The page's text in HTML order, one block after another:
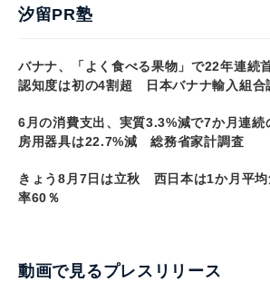
汐留PR塾
バナナ、「よく食べる果物」で22年連
認知度は初の4割超 日本バナナ輸入組合
6月の消費支出、実質3.3%減で7か月連
房用器具は22.7%減 総務省家計調査
きょう8月7日は立秋 西日本は1か月平均
率60％
動画で見るプレスリリース